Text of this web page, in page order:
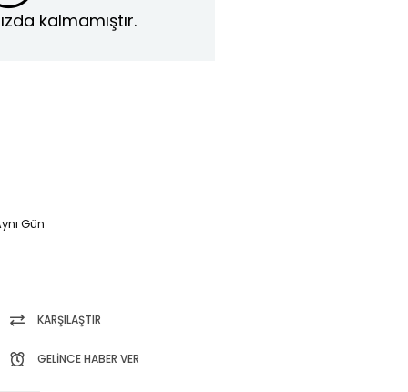
kalmamıştır.
Gün
KARŞILAŞTIR
GELINCE HABER VER